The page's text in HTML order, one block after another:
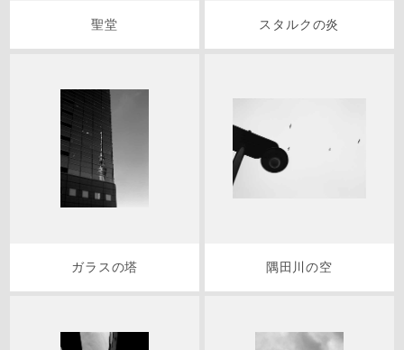
聖堂 スタルクの炎
ガラスの塔 隅田川の空